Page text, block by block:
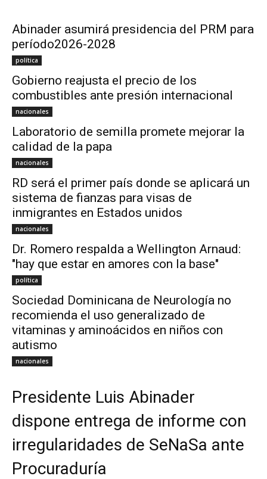
Abinader asumirá presidencia del PRM para
período2026-2028
política
Gobierno reajusta el precio de los
combustibles ante presión internacional
nacionales
Laboratorio de semilla promete mejorar la
calidad de la papa
nacionales
RD será el primer país donde se aplicará un
sistema de fianzas para visas de
inmigrantes en Estados unidos
nacionales
Dr. Romero respalda a Wellington Arnaud:
"hay que estar en amores con la base"
política
Sociedad Dominicana de Neurología no
recomienda el uso generalizado de
vitaminas y aminoácidos en niños con
autismo
nacionales
Presidente Luis Abinader
dispone entrega de informe con
irregularidades de SeNaSa ante
Procuraduría